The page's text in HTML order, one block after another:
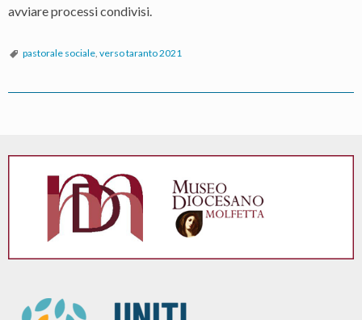
avviare processi condivisi.
pastorale sociale, verso taranto 2021
v